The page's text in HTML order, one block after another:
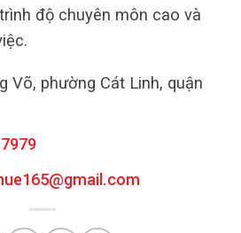
độ chuyên môn cao và
Võ, phường Cát Linh, quận